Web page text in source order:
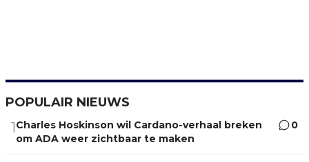
POPULAIR NIEUWS
1Charles Hoskinson wil Cardano-verhaal breken
om ADA weer zichtbaar te maken
0